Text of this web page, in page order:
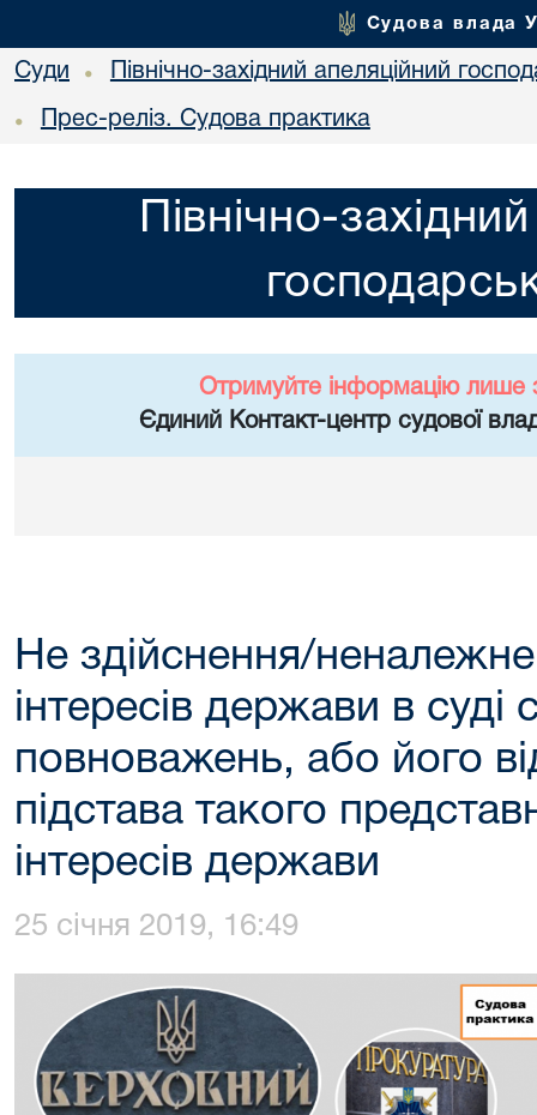
Судова влада
Суди • Північно-західний апеляційний
• Прес-реліз. Судова практика
Північно-
Отримуйте інформацію лише
Єдиний Контакт-центр судової
Не здійснення/
інтересів держави в суді
повноважень, або його
підстава такого
інтересів держави
25 січня 2019, 16:49